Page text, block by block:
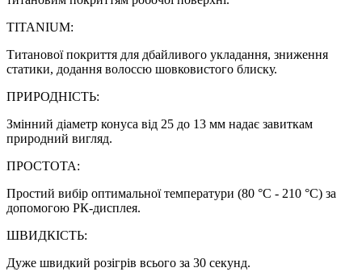
TITANIUM:
Титанової покриття для дбайливого укладання, зниження
статики, додання волоссю шовковистого блиску.
ПРИРОДНІСТЬ:
Змінний діаметр конуса від 25 до 13 мм надає завиткам
природний вигляд.
ПРОСТОТА:
Простий вибір оптимальної температури (80 °C - 210 °C) за
допомогою РК-дисплея.
ШВИДКІСТЬ:
Дуже швидкий розігрів всього за 30 секунд.